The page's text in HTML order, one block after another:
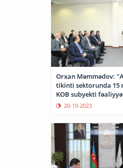
Orxan Məmmədov:
tikinti sektorunda 15
KOB subyekti
20-10-2023